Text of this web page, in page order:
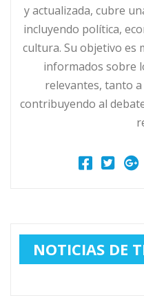
y actualizada, cubre
incluyendo política,
cultura. Su objetivo es
informados sobre
relevantes, tanto
contribuyendo al
NOTICIAS DE